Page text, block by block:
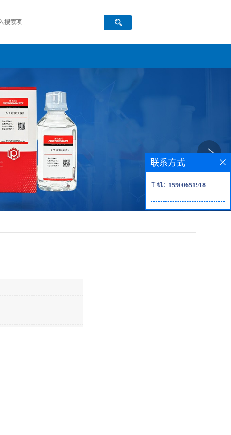
联系方式
手机： 15900651918